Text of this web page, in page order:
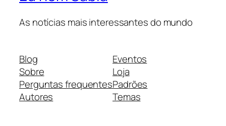
As notícias mais interessantes do mundo
Blog
Sobre
Perguntas frequentes
Autores
Eventos
Loja
Padrões
Temas